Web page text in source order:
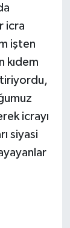
icra
işten
kıdem
icrayı
siyasi